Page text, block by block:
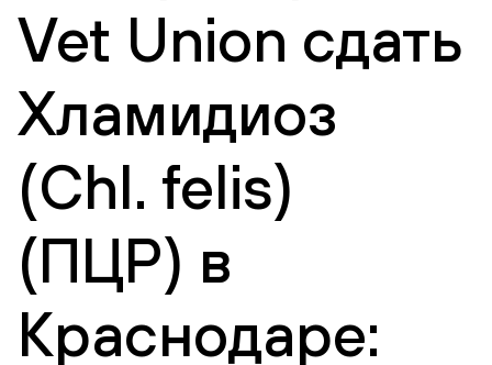
Vet Union сдать
Хламидиоз
(Chl. felis)
(ПЦР) в
Краснодаре: